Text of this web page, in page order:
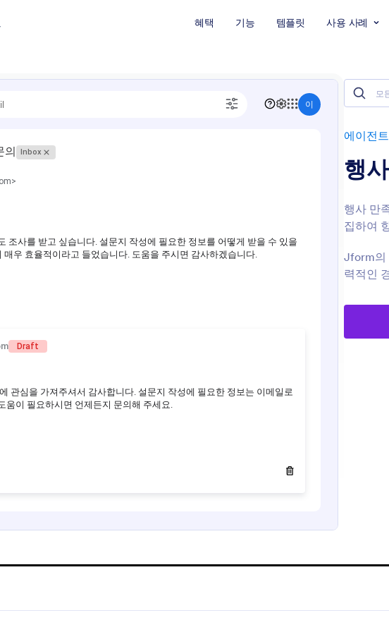
혜택 기능 템플릿 사용 사례
에이전
행
행사 만
집하여
Jform의
력적인